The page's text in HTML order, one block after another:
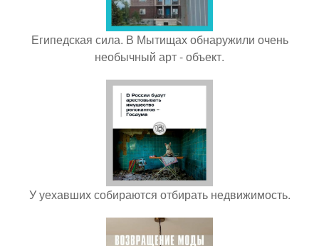
Египедская сила. В Мытищах обнаружили очень
необычный арт - объект.
У уехавших собираются отбирать недвижимость.